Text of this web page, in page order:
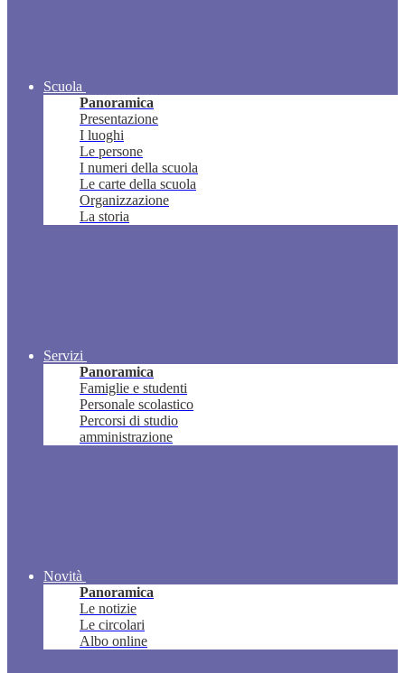
Scuola
Panoramica
Presentazione
I luoghi
Le persone
I numeri della scuola
Le carte della scuola
Organizzazione
La storia
Servizi
Panoramica
Famiglie e studenti
Personale scolastico
Percorsi di studio
amministrazione
Novità
Panoramica
Le notizie
Le circolari
Albo online